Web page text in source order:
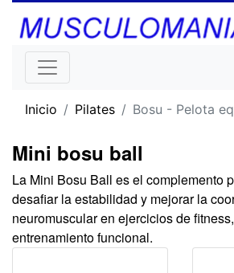
Inicio Pilates Bosu - Pelota
Mini bosu ball
La Mini Bosu Ball es el complemento
desafiar la estabilidad y mejorar la
neuromuscular en ejercicios de
entrenamiento funcional.